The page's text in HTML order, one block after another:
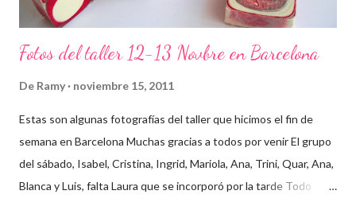
Fotos del taller 12-13 Novbre en Barcelona
De Ramy noviembre 15, 2011
Estas son algunas fotografías del taller que hicimos el fin de
semana en Barcelona Muchas gracias a todos por venir El grupo
del sábado, Isabel, Cristina, Ingrid, Mariola, Ana, Trini, Quar, Ana,
Blanca y Luis, falta Laura que se incorporó por la tarde Todo